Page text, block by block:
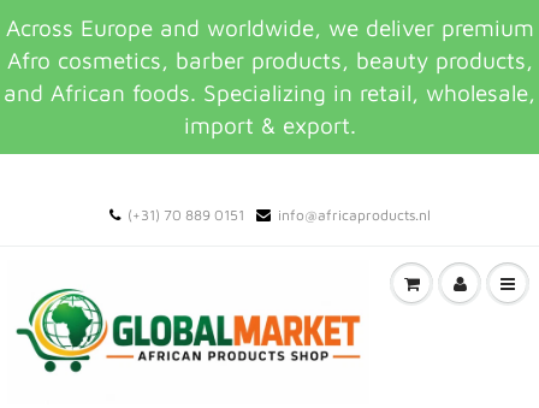
Across Europe and worldwide, we deliver premium
Afro cosmetics, barber products, beauty products,
and African foods. Specializing in retail, wholesale,
import & export.
(+31) 70 889 0151 info@africaproducts.nl